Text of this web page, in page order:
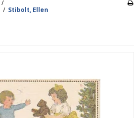
/
/ Stibolt, Ellen